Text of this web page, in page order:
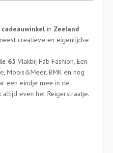
cadeauwinkelin Zeeland
creatieve en eigentijdse
65 Vlakbij Fab Fashion, Een
Moois&Meer, BMK en nog
een eindje mee in de
even het Reigerstraatje.